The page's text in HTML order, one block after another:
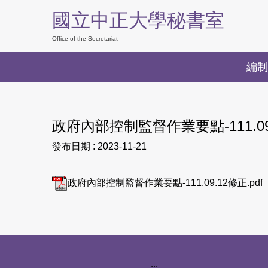
要
容
國立中正大學秘書室
Office of the Secretariat
編制
政府內部控制監督作業要點-
發布日期 : 2023-11-21
政府內部控制監督作業要點-111.09.12修正.pdf